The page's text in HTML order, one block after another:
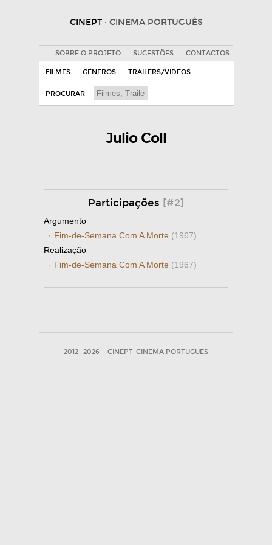
CINEPT · CINEMA PORTUGUÊS
SOBRE O PROJETO SUGESTÕES CONTACTOS
FILMES GÉNEROS TRAILERS/VIDEOS
PROCURAR
Julio Coll
Participações [#2]
Argumento
· Fim-de-Semana Com A Morte (1967)
Realização
· Fim-de-Semana Com A Morte (1967)
2012—2026 CINEPT-CINEMA PORTUGUES